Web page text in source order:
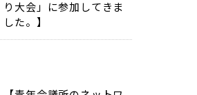
り大会」に参加してきま
した。】